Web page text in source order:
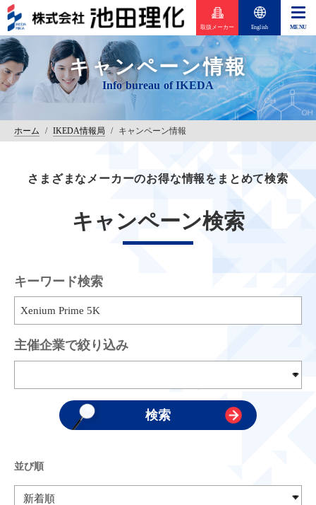
取扱メーカー English
キャンペーン情報
ホーム / IKEDA情報局 / キャンペーン情報
さまざまなメーカーのお得な情報をまとめて検索
キャンペーン検索
キーワード検索
主催企業で絞り込み
並び順